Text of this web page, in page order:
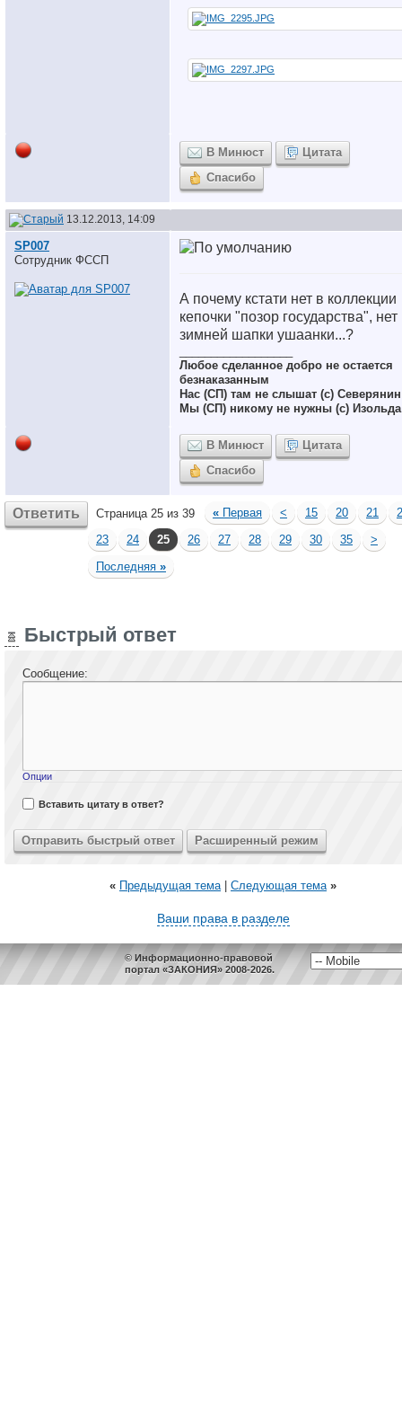
В Минюст
Цитата
Спасибо
13.12.2013, 14:09
SP007
Сотрудник ФССП
А почему кстати нет в коллекции
кепочки "позор государства", нет
зимней шапки ушаанки...?
Любое сделанное добро не остается
безнаказанным
Нас (СП) там не слышат (с) Северянин
Мы (СП) никому не нужны (с) Изольда
В Минюст
Цитата
Спасибо
Ответить Страница 25 из 39 « Первая < 15 20 21
23
24 25 26 27 28 29 30 35
>
Последняя »
Быстрый ответ
Сообщение:
Опции
Вставить цитату в ответ?
« Предыдущая тема| Следующая тема »
Ваши права в разделе
© Информационно-правовой
портал «ЗАКОНИЯ» 2008-2026.